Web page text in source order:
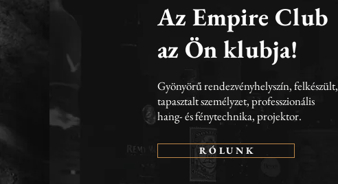
Az Empire Club
az Ön klubja!
Gyönyörű rendezvényhelyszín, felkészült,
tapasztalt személyzet, professzionális
hang- és fénytechnika, projektor.
R Ó L U N K